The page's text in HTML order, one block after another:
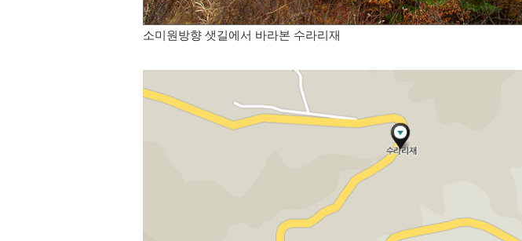
소미원방향 샛길에서 바라본 수라리재